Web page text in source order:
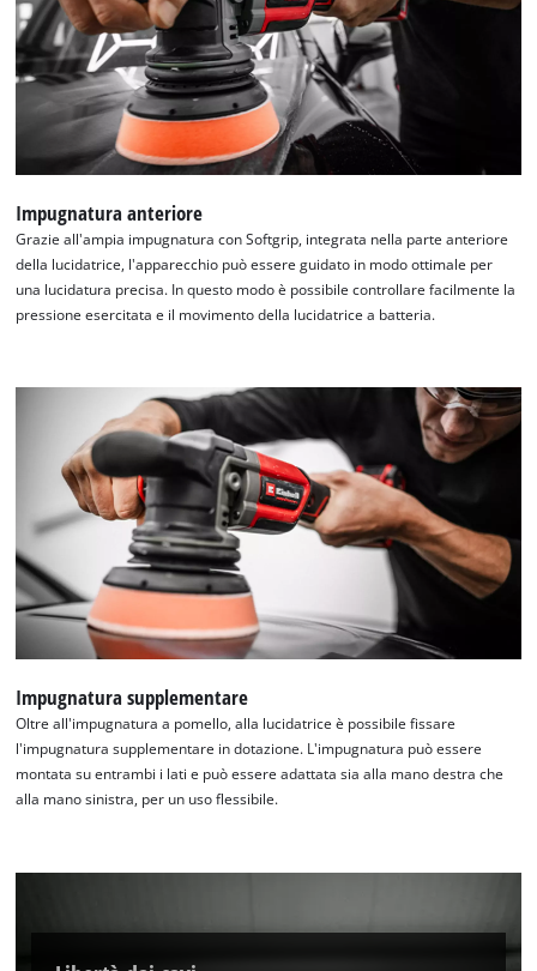
Abbiamo bisogno del vostro consenso
Impugnatura anteriore
Grazie all'ampia impugnatura con Softgrip, integrata nella parte anteriore
della lucidatrice, l'apparecchio può essere guidato in modo ottimale per
una lucidatura precisa. In questo modo è possibile controllare facilmente la
pressione esercitata e il movimento della lucidatrice a batteria.
Impugnatura supplementare
Oltre all'impugnatura a pomello, alla lucidatrice è possibile fissare
l'impugnatura supplementare in dotazione. L'impugnatura può essere
montata su entrambi i lati e può essere adattata sia alla mano destra che
alla mano sinistra, per un uso flessibile.